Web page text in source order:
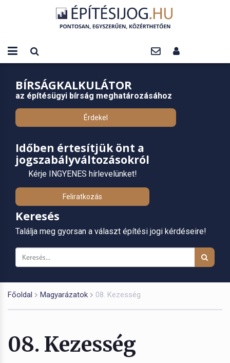
BÍRSÁGKALKULÁTOR
az építésügyi bírság meghatározásához
Érdekel
Időben értesítjük önt a
jogszabályváltozásokról
Kérje INGYENES hírlevelünket!
Feliratkozás
Keresés
Találja meg gyorsan a választ építési jogi kérdéseire!
Főoldal Magyarázatok 08. Kezesség
08. Kezesség